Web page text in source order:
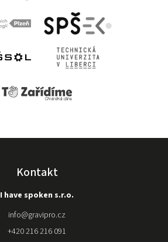
Kontakt
I have spoken s.r.o.
info@gravipro.cz
+420 216 216 091